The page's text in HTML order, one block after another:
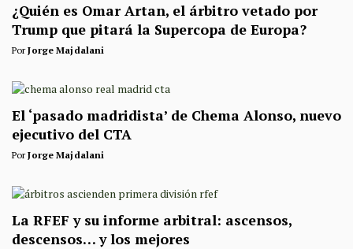
¿Quién es Omar Artan, el árbitro vetado por
Trump que pitará la Supercopa de Europa?
PorJorge Majdalani
El ‘pasado madridista’ de Chema Alonso, nuevo
ejecutivo del CTA
PorJorge Majdalani
La RFEF y su informe arbitral: ascensos,
descensos… y los mejores